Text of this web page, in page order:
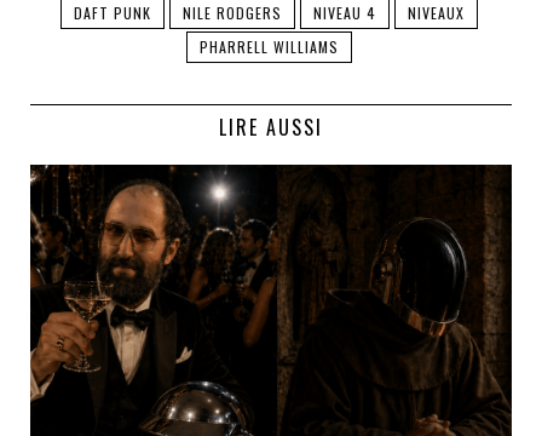
DAFT PUNK NILE RODGERS NIVEAU 4
NIVEAUX
PHARRELL WILLIAMS
LIRE AUSSI